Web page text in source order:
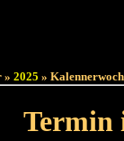
» 2025 »
Termin